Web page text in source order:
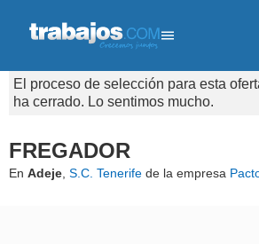
El proceso de selección para esta
ha cerrado. Lo sentimos mucho.
FREGADOR
En Adeje S.C. Tenerife de la empresa